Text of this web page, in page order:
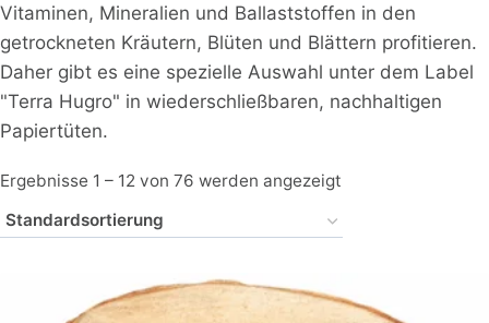
Vitaminen, Mineralien und Ballaststoffen in den
getrockneten Kräutern, Blüten und Blättern profitieren.
Daher gibt es eine spezielle Auswahl unter dem Label
"Terra Hugro" in wiederschließbaren, nachhaltigen
Papiertüten.
Ergebnisse 1 – 12 von 76 werden angezeigt